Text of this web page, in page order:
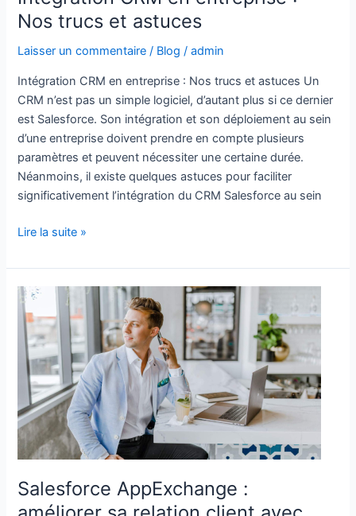
Nos trucs et astuces
Laisser un commentaire / Blog /admin
Intégration CRM en entreprise : Nos trucs et astuces Un
CRM n’est pas un simple logiciel, d’autant plus si ce dernier
est Salesforce. Son intégration et son déploiement au sein
d’une entreprise doivent prendre en compte plusieurs
paramètres et peuvent nécessiter une certaine durée.
Néanmoins, il existe quelques astuces pour faciliter
significativement l’intégration du CRM Salesforce au sein
Lire la suite »
Salesforce AppExchange :
Salesforce
AppExchange
améliorer
sa
relation
client
avec
Aircall